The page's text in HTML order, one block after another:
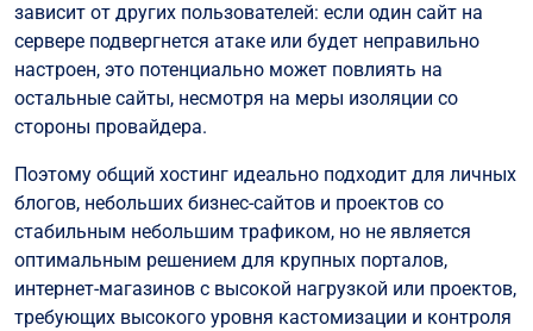
зависит от других пользователей: если один сайт на
сервере подвергнется атаке или будет неправильно
настроен, это потенциально может повлиять на
остальные сайты, несмотря на меры изоляции со
стороны провайдера.
Поэтому общий хостинг идеально подходит для личных
блогов, небольших бизнес-сайтов и проектов со
стабильным небольшим трафиком, но не является
оптимальным решением для крупных порталов,
интернет-магазинов с высокой нагрузкой или проектов,
требующих высокого уровня кастомизации и контроля